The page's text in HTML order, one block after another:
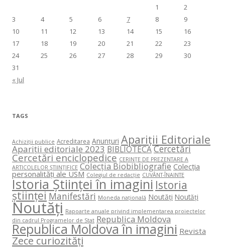
« Jul
1
2
3
4 5 6 7 8
9
10
11 12 13 14 15
16
17
18 19 20 21 22
23
24
25 26 27 28 29
30
31
TAGS
Achiziții publice Acreditarea Anunțuri Apariții Editoriale
Apariții editoriale 2023 BIBLIOTECACercetări
Cercetări enciclopedice CERINŢE DE PREZENTARE A
ARTICOLELOR ŞTIINŢIFICE Colecția Biobibliografie Colecția
personalități ale USM Colegiul de redacție CUVÂNT-ÎNAINTE
Istoria Științei în imagini Istoria
științei Manifestări Moneda națională Noutăți Noutăți
Noutăți Rapoarte anuale privind implementarea proiectelor
din cadrul Programelor de Stat Republica Moldova
Republica Moldova în imagini Revista
Zece curiozități